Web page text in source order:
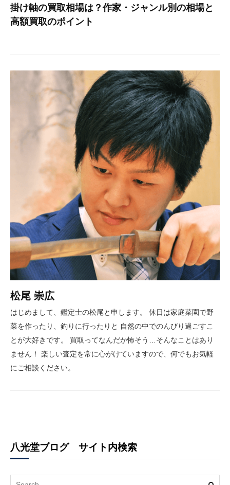
掛け軸の買取相場は？作家・ジャンル別の相場と
高額買取のポイント
松尾 崇広
はじめまして、鑑定士の松尾と申します。 休日は家庭菜園で野
菜を作ったり、釣りに行ったりと 自然の中でのんびり過ごすこ
とが大好きです。 買取ってなんだか怖そう…そんなことはあり
ません！ 楽しい査定を常に心がけていますので、何でもお気軽
にご相談ください。
八光堂ブログ サイト内検索
Search